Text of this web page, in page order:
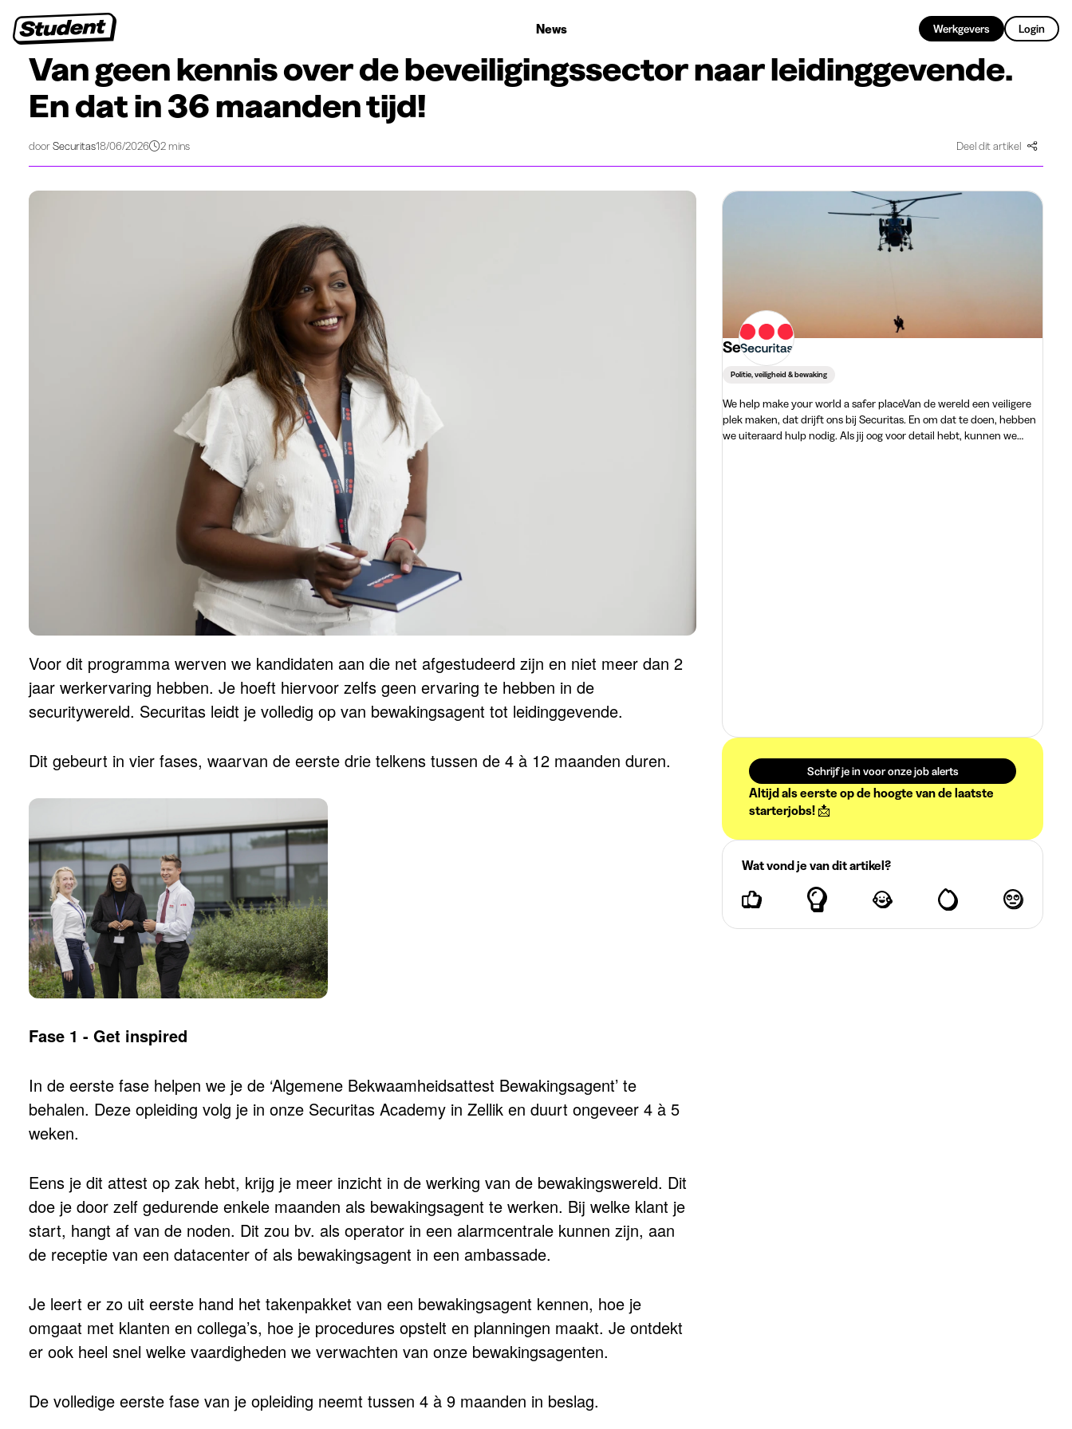
News Werkgevers Login
Studentenleven>Afgestudeerd, wat nu?
Van geen kennis over de beveiligingssector naar leidinggevende.
En dat in 36 maanden tijd!
doorSecuritas18/06/2026 2 mins Deel dit artikel
Voor dit programma werven we kandidaten aan die net afgestudeerd zijn en niet meer dan 2
jaar werkervaring hebben. Je hoeft hiervoor zelfs geen ervaring te hebben in de
securitywereld. Securitas leidt je volledig op van bewakingsagent tot leidinggevende.
Dit gebeurt in vier fases, waarvan de eerste drie telkens tussen de 4 à 12 maanden duren.
Fase 1 - Get inspired
In de eerste fase helpen we je de ‘Algemene Bekwaamheidsattest Bewakingsagent’ te
behalen. Deze opleiding volg je in onze Securitas Academy in Zellik en duurt ongeveer 4 à 5
weken.
Eens je dit attest op zak hebt, krijg je meer inzicht in de werking van de bewakingswereld. Dit
doe je door zelf gedurende enkele maanden als bewakingsagent te werken. Bij welke klant je
start, hangt af van de noden. Dit zou bv. als operator in een alarmcentrale kunnen zijn, aan
de receptie van een datacenter of als bewakingsagent in een ambassade.
Je leert er zo uit eerste hand het takenpakket van een bewakingsagent kennen, hoe je
omgaat met klanten en collega’s, hoe je procedures opstelt en planningen maakt. Je ontdekt
er ook heel snel welke vaardigheden we verwachten van onze bewakingsagenten.
De volledige eerste fase van je opleiding neemt tussen 4 à 9 maanden in beslag.
Securitas
Politie, veiligheid & bewaking
We help make your world a safer placeVan de wereld een veiligere
plek maken, dat drijft ons bij Securitas. En om dat te doen, hebben
we uiteraard hulp nodig. Als jij oog voor detail hebt, kunnen we
Schrijf je in voor onze job alerts
Altijd als eerste op de hoogte van de laatste
starterjobs! 📩
Wat vond je van dit artikel?